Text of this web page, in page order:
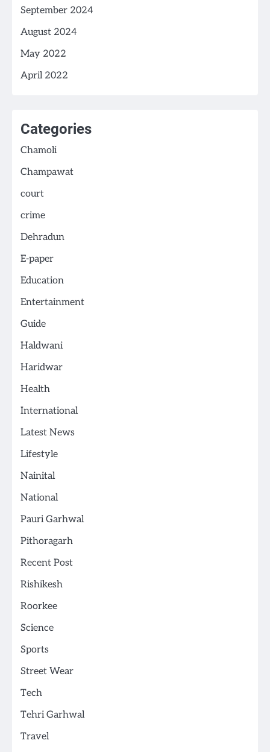
September 2024
August 2024
May 2022
April 2022
Categories
Chamoli
Champawat
court
crime
Dehradun
E-paper
Education
Entertainment
Guide
Haldwani
Haridwar
Health
International
Latest News
Lifestyle
Nainital
National
Pauri Garhwal
Pithoragarh
Recent Post
Rishikesh
Roorkee
Science
Sports
Street Wear
Tech
Tehri Garhwal
Travel